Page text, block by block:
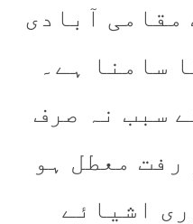
مقامی آبادی
سامنا ہے۔
سبب نہ صرف
رفت معطل ہو
اشیائے